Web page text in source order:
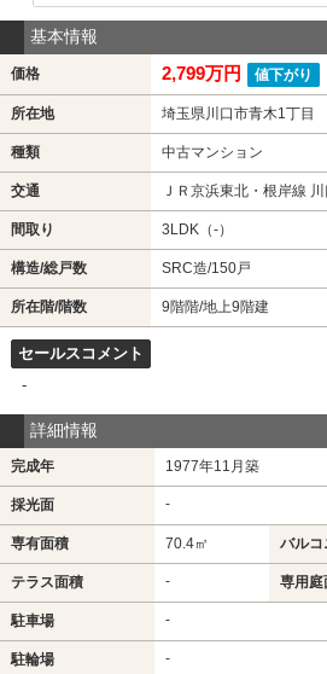
基本情報
価格 2,799万円 値下がり
所在地 埼玉県川口市青木1丁目
種類 中古マンション
交通 ＪＲ京浜東北・根岸線
間取り 3LDK（-）
構造/総戸数 SRC造/150戸
所在階/階数 9階階/地上9階建
セールスコメント
-
詳細情報
完成年 1977年11月築
採光面 -
専有面積 70.4㎡ バルコ
テラス面積 - 専用庭
駐車場 -
駐輪場 -